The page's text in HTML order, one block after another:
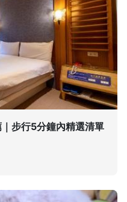
步行5分鐘內精選清單